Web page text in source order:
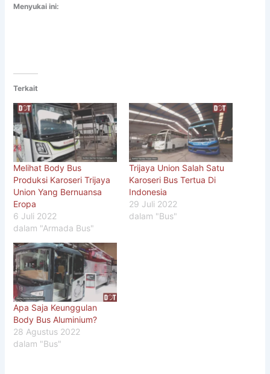
Menyukai ini:
Terkait
Melihat Body Bus
Produksi Karoseri Trijaya
Union Yang Bernuansa
Eropa
6 Juli 2022
dalam "Armada Bus"
Trijaya Union Salah Satu
Karoseri Bus Tertua Di
Indonesia
29 Juli 2022
dalam "Bus"
Apa Saja Keunggulan
Body Bus Aluminium?
28 Agustus 2022
dalam "Bus"